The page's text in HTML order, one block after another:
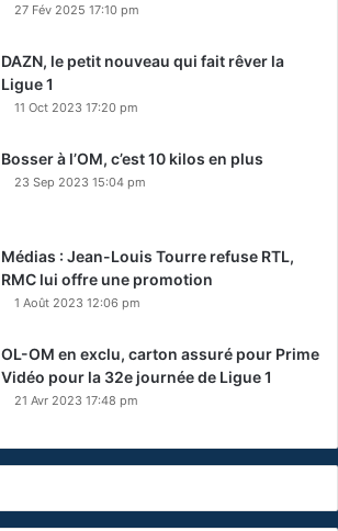
27 Fév 2025 17:10 pm
DAZN, le petit nouveau qui fait rêver la
Ligue 1
11 Oct 2023 17:20 pm
Bosser à l’OM, c’est 10 kilos en plus
23 Sep 2023 15:04 pm
Médias : Jean-Louis Tourre refuse RTL,
RMC lui offre une promotion
1 Août 2023 12:06 pm
OL-OM en exclu, carton assuré pour Prime
Vidéo pour la 32e journée de Ligue 1
21 Avr 2023 17:48 pm